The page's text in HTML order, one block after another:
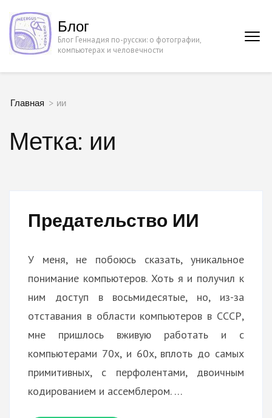
Перейти
содержимому
Блог
Блог Геннадия по-русски: о фотографии,
компьютерах и человечности
Главная > ии
Метка: ии
Предательство ИИ
У меня, не побоюсь сказать, уникальное
понимание компьютеров. Хоть я и получил к
ним доступ в восьмидесятые, но, из-за
отставания в области компьютеров в СССР,
мне пришлось вживую работать и с
компьютерами 70х, и 60х, вплоть до самых
примитивных, с перфолентами, двоичным
кодированием и ассемблером. …